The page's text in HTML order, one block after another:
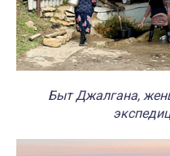
Быт Джалгана,